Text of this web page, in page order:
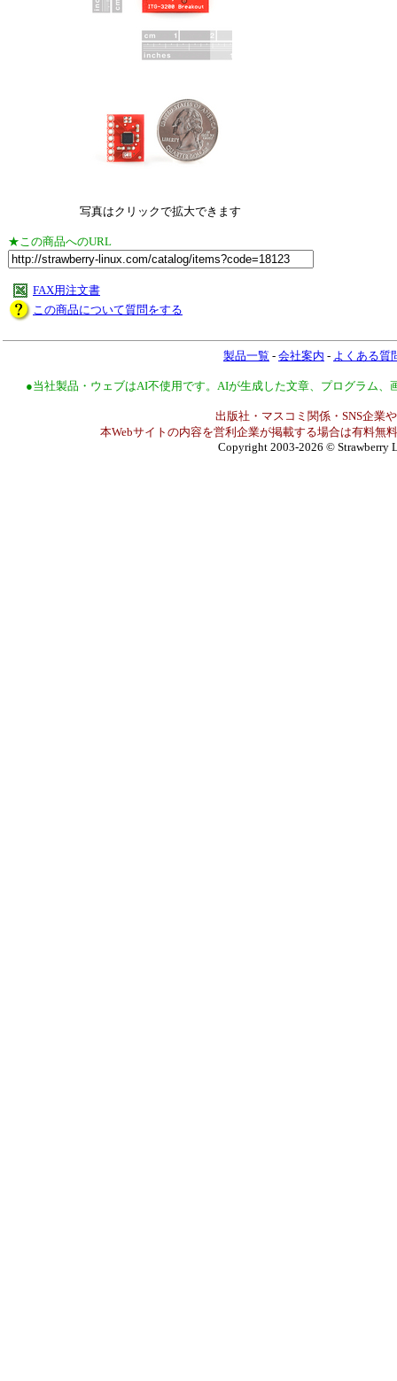
写真はクリックで拡大できます
★この商品へのURL
FAX用注文書
この商品について質問をする
製品一覧 - 会社案内 - よくある質
●当社製品・ウェブはAI不使用です。AIが生成した文章、プログラム
出版社・マスコミ関係・SNS企業
本Webサイトの内容を営利企業が掲載する場合は有料無
Copyright 2003-2026 © Strawberry